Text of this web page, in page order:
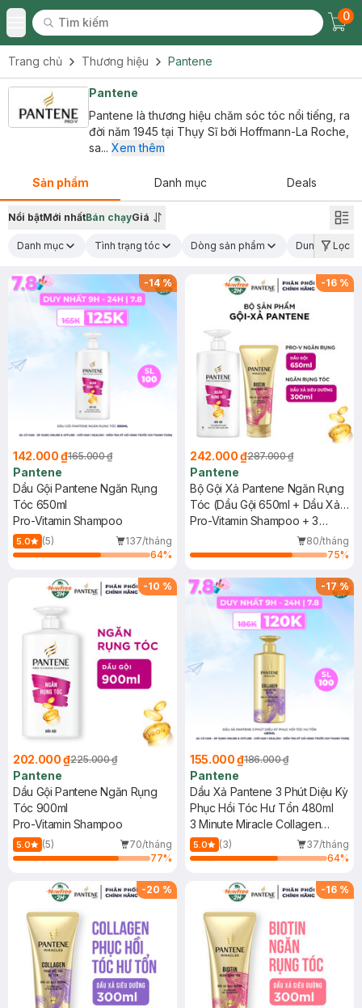
Toggle Menu
Tìm kiếm
Tìm kiếm
0
Trang chủ Thương hiệu Pantene
Pantene
Pantene là thương hiệu chăm sóc tóc nổi tiếng, ra
đời năm 1945 tại Thụy Sĩ bởi Hoffmann-La Roche,
sa... Xem thêm
Sản phẩm Danh mục Deals
Nổi bậtMới nhấtBán chạyGiá
Danh mục Tình trạng tóc Dòng sản phẩm Dung tíchLọc
-14%
142.000 ₫165.000 ₫
Pantene
Dầu Gội Pantene Ngăn Rụng
Tóc 650ml
Pro-Vitamin Shampoo
5.0 (5)
137/tháng
64%
-16 %
242.000 ₫287.000 ₫
Pantene
Bộ Gội Xả Pantene Ngăn Rụng
Tóc (Dầu Gội 650ml + Dầu Xả
Siêu Dưỡng 300ml)
Pro-Vitamin Shampoo + 3
Minute Miracle Biotin Strength
Intensive Serum Conditioner
80/tháng
75%
-10 %
202.000 ₫225.000 ₫
Pantene
Dầu Gội Pantene Ngăn Rụng
Tóc 900ml
Pro-Vitamin Shampoo
5.0 (5)
70/tháng
77%
-17%
155.000 ₫186.000 ₫
Pantene
Dầu Xả Pantene 3 Phút Diệu Kỳ
Phục Hồi Tóc Hư Tổn 480ml
3 Minute Miracle Collagen
Repair Intensive Serum
Conditioner
5.0 (3)
37/tháng
64%
-20 % -16 %